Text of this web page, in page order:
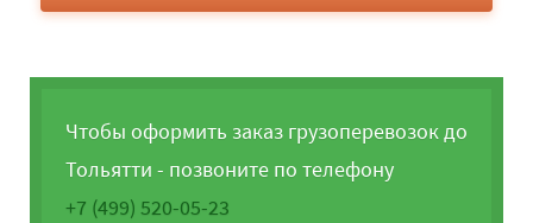
Чтобы оформить заказ грузоперевозок до
Тольятти - позвоните по телефону
+7 (499) 520-05-23